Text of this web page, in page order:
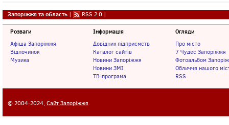
Запоріжжя та область | RSS 2.0 |
Розваги
Афіша Запоріжжя
Відпочинок
Музика
Інформація
Довідник підприємств
Каталог сайтів
Новини Запоріжжя
Новини ЗМІ
ТВ-програма
Огляди
Про місто
7 Чудес Запоріжжя
Фотоальбом
Обличчя нашого
RSS
© 2004-2024, Сайт Запоріжжя.